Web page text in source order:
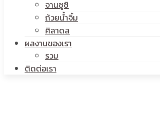
จานซูชิ
ถ้วยน้ำจิ้ม
ศิลาดล
ผลงานของเรา
รวม
ติดต่อเรา